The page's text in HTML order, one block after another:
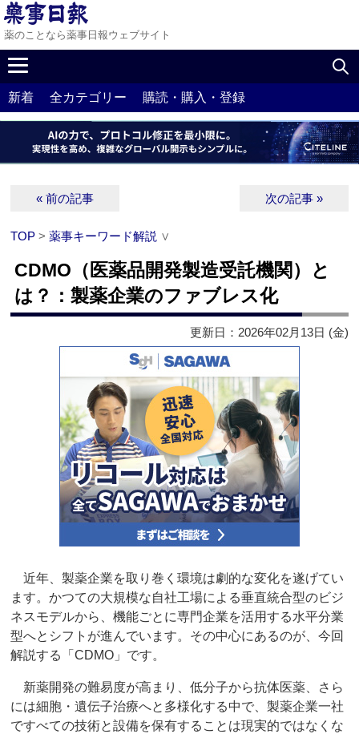
薬のことなら薬事日報ウェブサイト
新着 全カテゴリー 購読・購入・登録
« 前の記事 次の記事 »
TOP >薬事キーワード解説 ∨
CDMO（医薬品開発製造受託機関）と
は？：製薬企業のファブレス化
更新日：2026年02月13日 (金)
近年、製薬企業を取り巻く環境は劇的な変化を遂げてい
ます。かつての大規模な自社工場による垂直統合型のビジ
ネスモデルから、機能ごとに専門企業を活用する水平分業
型へとシフトが進んでいます。その中心にあるのが、今回
解説する「CDMO」です。
新薬開発の難易度が高まり、低分子から抗体医薬、さら
には細胞・遺伝子治療へと多様化する中で、製薬企業一社
ですべての技術と設備を保有することは現実的ではなくな